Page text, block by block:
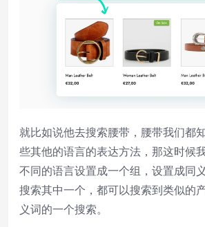
就比如说他去搜索腰带，腰带我们都
些其他的语言的表达方法，那这时候
不同的语言设置成一个组，设置成同
搜索其中一个，都可以搜索到类似的
义词的一个搜索。